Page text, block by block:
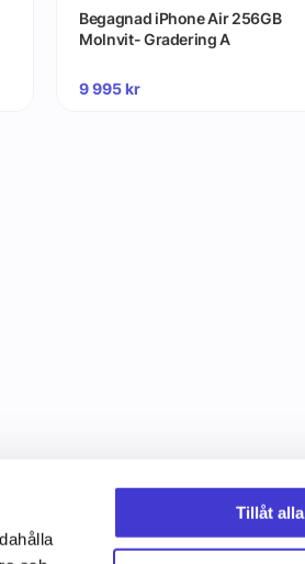
Tillåt alla
Begagnad iPhone Air 256GB
Molnvit- Gradering A
9 995kr